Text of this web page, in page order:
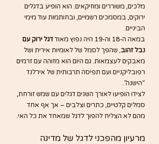
מלכים, משוררים ומוזיקאים. הוא הופיע בדגלים
ירוקים, במסמכים רשמיים, ובחותמות עוד מימי
הביניים.
במאה ה-18 וה-19 היה נפוץ מאוד
דגל ירוק עם
נבל זהוב, שהפך לסמל של לאומיות אירית ושל
מאבקים לעצמאות. גם היום הוא מזוהה עם זרמים
רפובליקניים ועם תפיסה תרבותית של אירלנד
“הישנה”.
לצידו הופיעו לאורך השנים דגלים עם שמש זורחת,
סמלים קלטיים, כתרים וצלבים – אך אף אחד
מהם לא הצליח להפוך לדגל שמאחד את כל האי.
מרעיון מהפכני לדגל של מדינה